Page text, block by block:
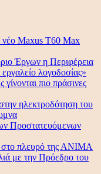
Maxus T60 Max
Έργων η Περιφέρεια
λογοδοσίας»
πιο πράσινες
ηλεκτροδότηση του
Προστατευόμενων
στο πλευρό της ΑΝΙΜΑ
με την Πρόεδρο του